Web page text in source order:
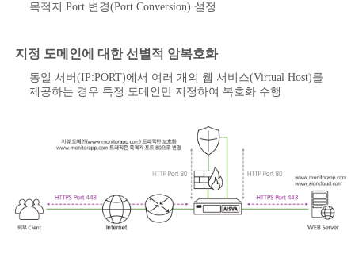
목적지 Port 변경(Port Conversion) 설정
지정 도메인에 대한 선별적 암복호화
동일 서버(IP:PORT)에서 여러 개의 웹 서비스(Virtual Host)를
제공하는 경우 특정 도메인만 지정하여 복호화 수행